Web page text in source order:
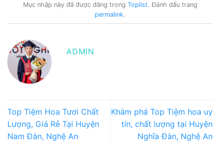
Mục nhập này đã được đăng trong Toplist. Đánh dấu trang
permalink.
ADMIN
Top Tiệm Hoa Tươi Chất
Lượng, Giá Rẻ Tại Huyện
Nam Đàn, Nghệ An
Khám phá Top Tiệm hoa uy
tín, chất lượng tại Huyện
Nghĩa Đàn, Nghệ An